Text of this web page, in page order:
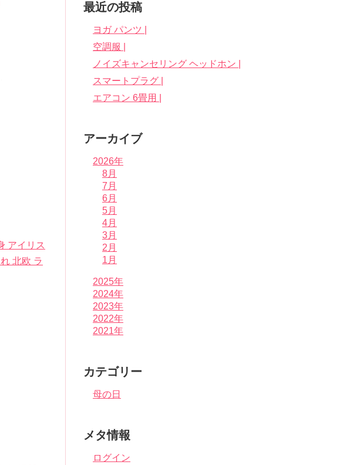
アイリス
北欧 ラ
最近の投稿
ヨガ パンツ |
空調服 |
ノイズキャンセリング ヘッドホン |
スマートプラグ |
エアコン 6畳用 |
アーカイブ
2026年
8月
7月
6月
5月
4月
3月
2月
1月
2025年
2024年
2023年
2022年
2021年
カテゴリー
母の日
メタ情報
ログイン